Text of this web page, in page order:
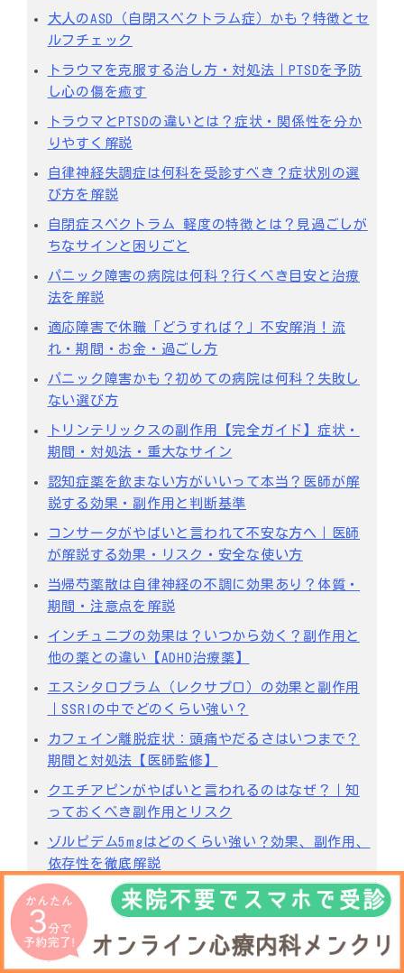
大人のASD（自閉スペクトラム症）かも？特徴とセ
ルフチェック
トラウマを克服する治し方・対処法｜PTSDを予防
し心の傷を癒す
トラウマとPTSDの違いとは？症状・関係性を分か
りやすく解説
自律神経失調症は何科を受診すべき？症状別の選
び方を解説
自閉症スペクトラム 軽度の特徴とは？見過ごしが
ちなサインと困りごと
パニック障害の病院は何科？行くべき目安と治療
法を解説
適応障害で休職「どうすれば？」不安解消！流
れ・期間・お金・過ごし方
パニック障害かも？初めての病院は何科？失敗し
ない選び方
トリンテリックスの副作用【完全ガイド】症状・
期間・対処法・重大なサイン
認知症薬を飲まない方がいいって本当？医師が解
説する効果・副作用と判断基準
コンサータがやばいと言われて不安な方へ｜医師
が解説する効果・リスク・安全な使い方
当帰芍薬散は自律神経の不調に効果あり？体質・
期間・注意点を解説
インチュニブの効果は？いつから効く？副作用と
他の薬との違い【ADHD治療薬】
エスシタロプラム（レクサプロ）の効果と副作用
｜SSRIの中でどのくらい強い？
カフェイン離脱症状：頭痛やだるさはいつまで？
期間と対処法【医師監修】
クエチアピンがやばいと言われるのはなぜ？｜知
っておくべき副作用とリスク
ゾルピデム5mgはどのくらい強い？効果、副作用、
依存性を徹底解説
クエチアピンとは？やばいと言われる理由から安
全な使い方まで解説
睡眠薬の危険度を種類別に徹底比較！リスクを知
って安全に使うには？